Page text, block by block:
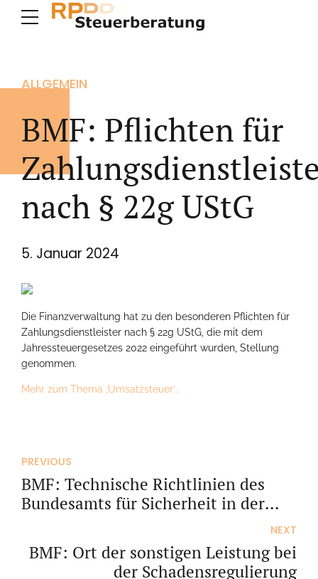
ALLGEMEIN
BMF: Pflichten für
nach § 22g UStG
5. Januar 2024
Die Finanzverwaltung hat zu den besonderen Pflichten für
Zahlungsdienstleister nach § 22g UStG, die mit dem
Jahressteuergesetzes 2022 eingeführt wurden, Stellung
genommen.
Mehr zum Thema ‚Umsatzsteuer’…
PREVIOUS
BMF: Technische Richtlinien des
Bundesamts für Sicherheit in der
NEXT
BMF: Ort der sonstigen Leistung bei
der Schadensregulierung